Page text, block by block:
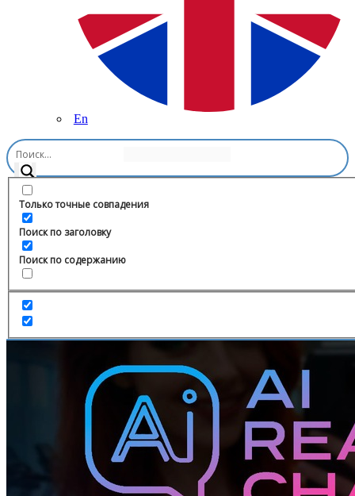
En
Только точные совпадения
Поиск по заголовку
Поиск по содержанию
Главная